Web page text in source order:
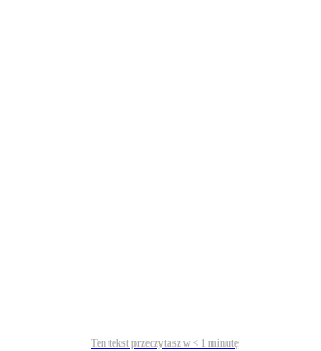
Ten tekst przeczytasz w < 1 minutę